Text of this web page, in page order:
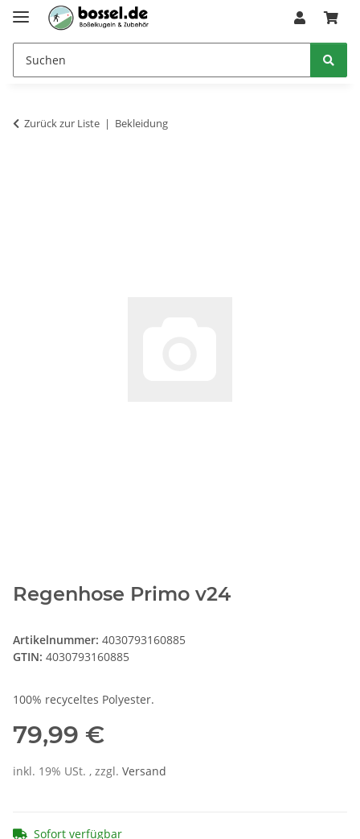
Zurück zur Liste Bekleidung
Regenhose Primo v24
Artikelnummer: 4030793160885
GTIN: 4030793160885
100% recyceltes Polyester.
79,99 €
inkl. 19% USt. , zzgl. Versand
Sofort verfügbar